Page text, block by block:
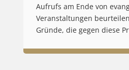
Aufrufs am Ende von
Veranstaltungen
Gründe, die gegen diese